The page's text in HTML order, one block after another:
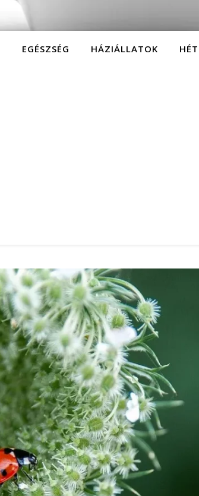
EGÉSZSÉG HÁZIÁLLATOK